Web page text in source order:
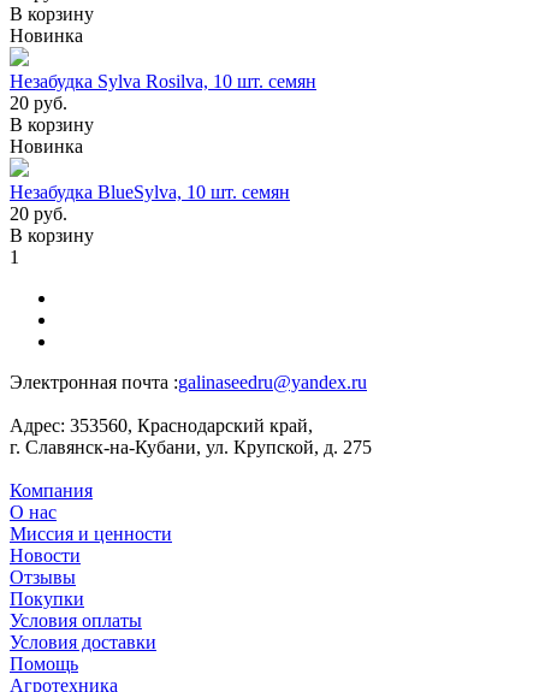
В корзину
Новинка
Незабудка Sylva Rosilva, 10 шт. семян
20 руб.
В корзину
Новинка
Незабудка BlueSylva, 10 шт. семян
20 руб.
В корзину
1
Электронная почта :galinaseedru@yandex.ru
Адрес: 353560, Краснодарский край,
г. Славянск-на-Кубани, ул. Крупской, д. 275
Компания
О нас
Миссия и ценности
Новости
Отзывы
Покупки
Условия оплаты
Условия доставки
Помощь
Агротехника